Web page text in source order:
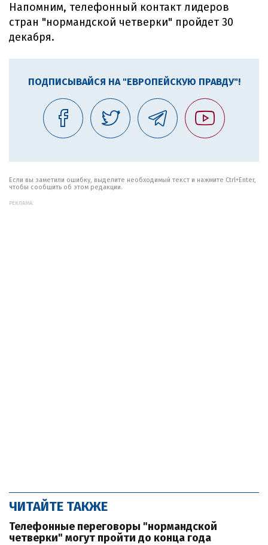
Напомним, телефонный контакт лидеров
стран "нормандской четверки" пройдет 30
декабря.
ПОДПИСЫВАЙСЯ НА "ЕВРОПЕЙСКУЮ ПРАВДУ"!
Если вы заметили ошибку, выделите необходимый текст и нажмите Ctrl+Enter,
чтобы сообщить об этом редакции.
РЕКЛАМА:
ЧИТАЙТЕ ТАКЖЕ
Телефонные переговоры "нормандской
четверки" могут пройти до конца года